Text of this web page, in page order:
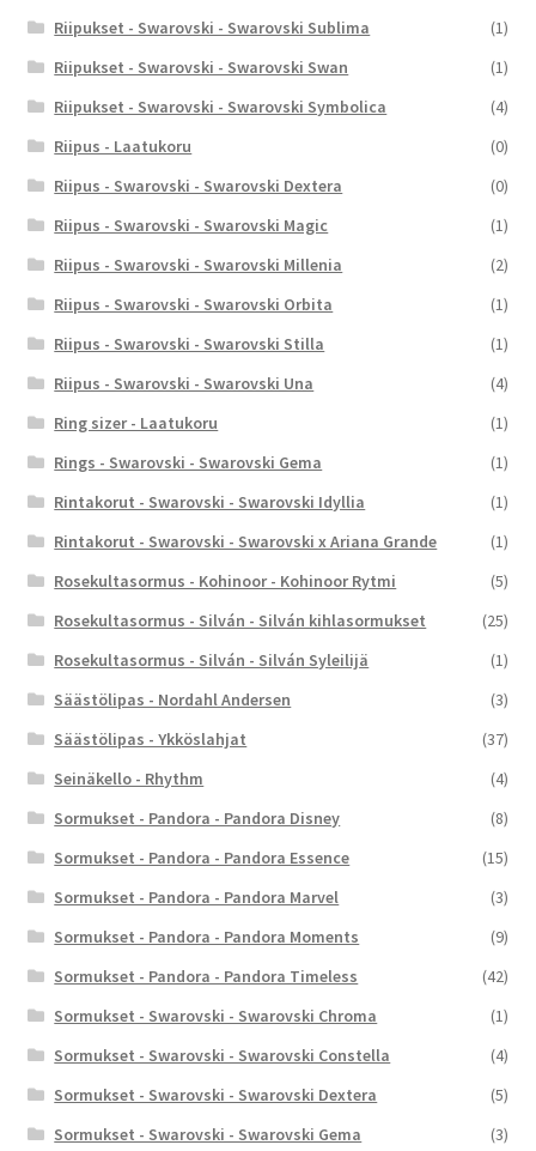
Riipukset - Swarovski - Swarovski Sublima
(1)
Riipukset - Swarovski - Swarovski Swan
(1)
Riipukset - Swarovski - Swarovski Symbolica
(4)
Riipus - Laatukoru
(0)
Riipus - Swarovski - Swarovski Dextera
(0)
Riipus - Swarovski - Swarovski Magic
(1)
Riipus - Swarovski - Swarovski Millenia
(2)
Riipus - Swarovski - Swarovski Orbita
(1)
Riipus - Swarovski - Swarovski Stilla
(1)
Riipus - Swarovski - Swarovski Una
(4)
Ring sizer - Laatukoru
(1)
Rings - Swarovski - Swarovski Gema
(1)
Rintakorut - Swarovski - Swarovski Idyllia
(1)
Rintakorut - Swarovski - Swarovski x Ariana Grande
(1)
Rosekultasormus - Kohinoor - Kohinoor Rytmi
(5)
Rosekultasormus - Silván - Silván kihlasormukset
(25)
Rosekultasormus - Silván - Silván Syleilijä
(1)
Säästölipas - Nordahl Andersen
(3)
Säästölipas - Ykköslahjat
(37)
Seinäkello - Rhythm
(4)
Sormukset - Pandora - Pandora Disney
(8)
Sormukset - Pandora - Pandora Essence
(15)
Sormukset - Pandora - Pandora Marvel
(3)
Sormukset - Pandora - Pandora Moments
(9)
Sormukset - Pandora - Pandora Timeless
(42)
Sormukset - Swarovski - Swarovski Chroma
(1)
Sormukset - Swarovski - Swarovski Constella
(4)
Sormukset - Swarovski - Swarovski Dextera
(5)
Sormukset - Swarovski - Swarovski Gema
(3)